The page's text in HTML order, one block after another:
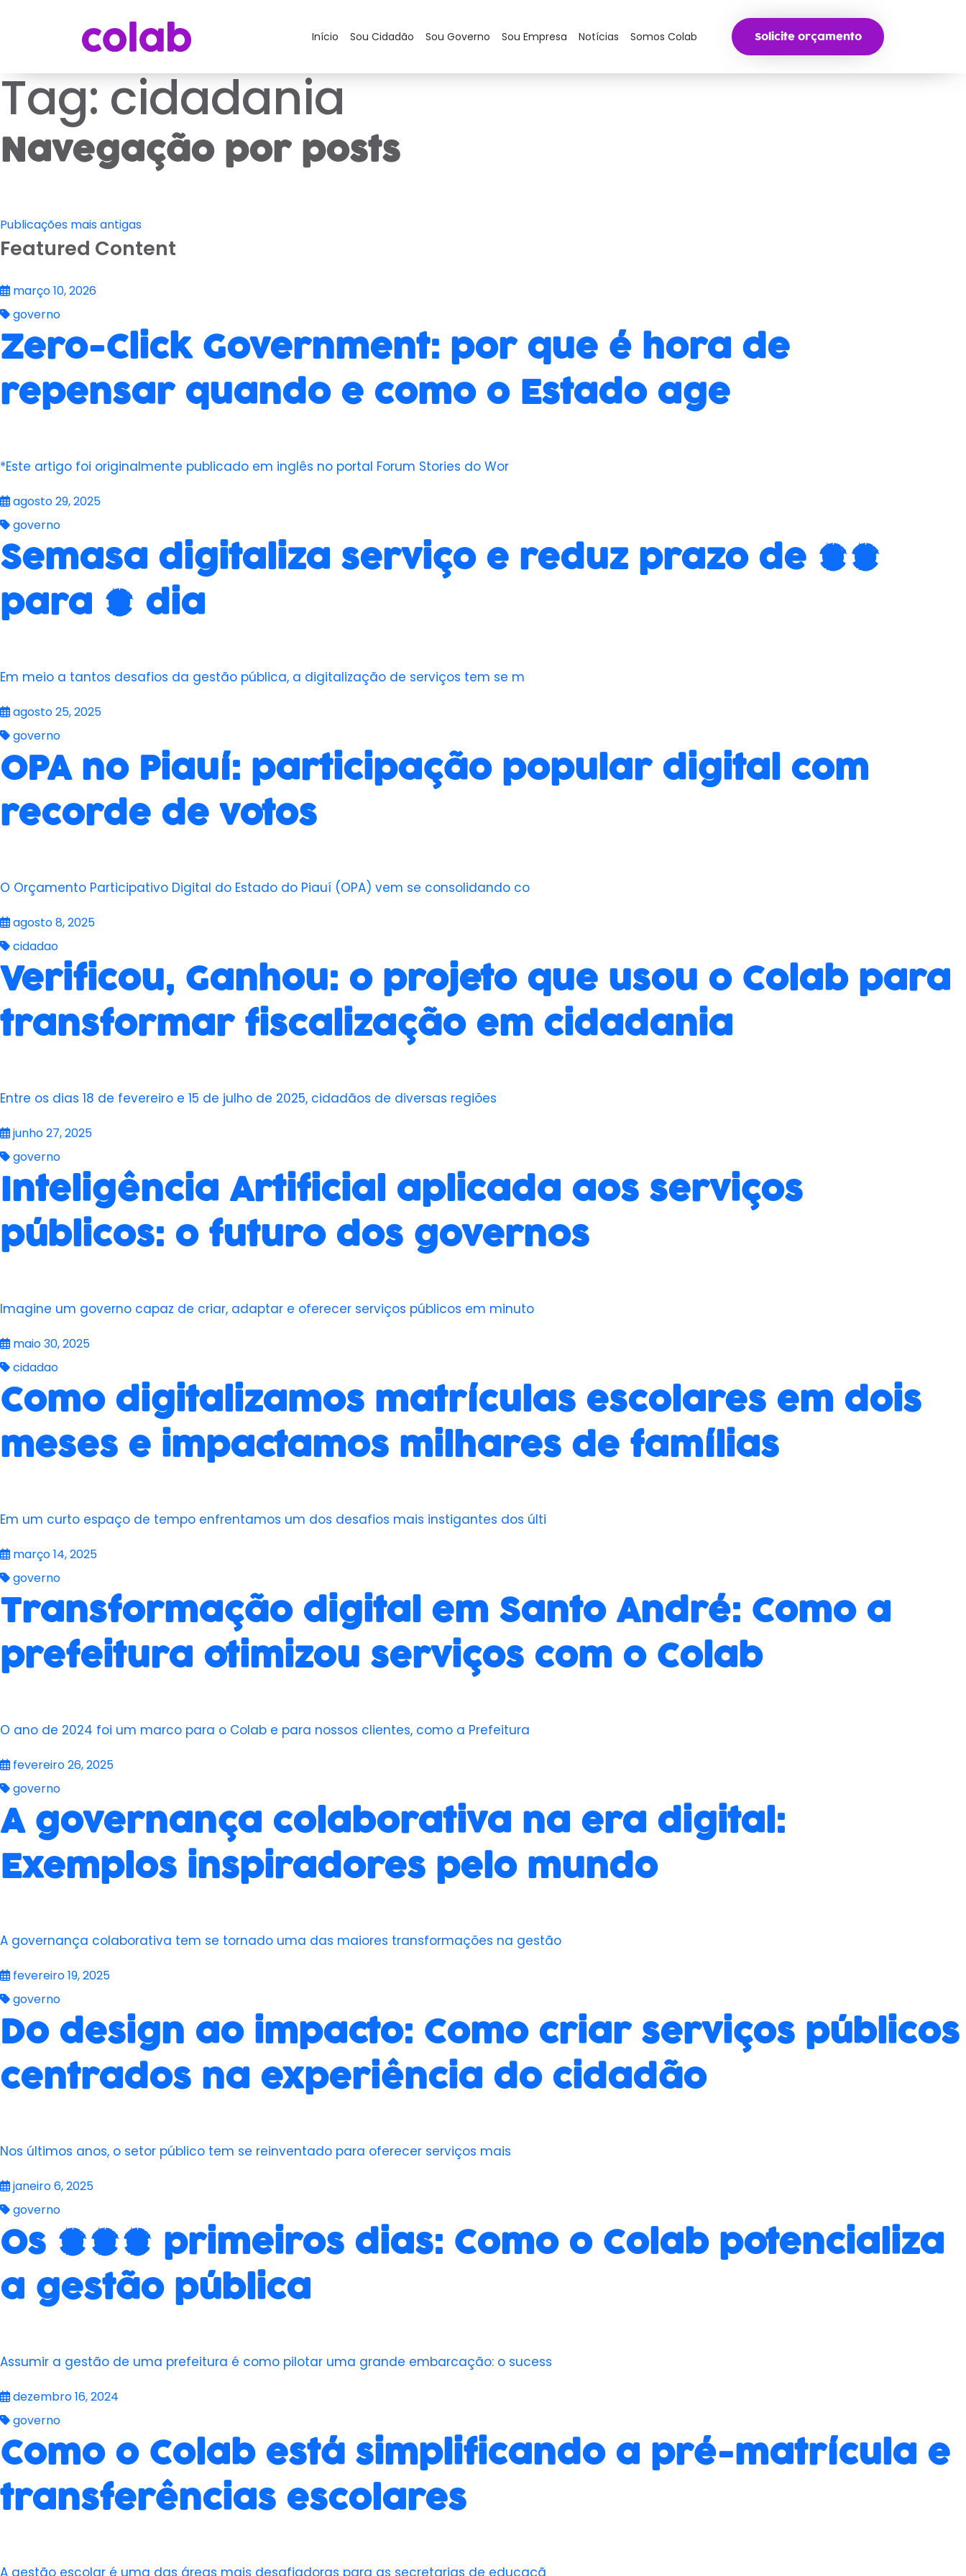
Início Sou Cidadão Sou Governo Sou Empresa Notícias Somos Colab Solicite orçamento
Tag:cidadania
Navegação por posts
Publicações mais antigas
Featured Content
março 10, 2026
governo
Zero-Click Government: por que é hora de
repensar quando e como o Estado age
*Este artigo foi originalmente publicado em inglês no portal Forum Stories do Wor
agosto 29, 2025
governo
Semasa digitaliza serviço e reduz prazo de 20
para 1 dia
Em meio a tantos desafios da gestão pública, a digitalização de serviços tem se m
agosto 25, 2025
governo
OPA no Piauí: participação popular digital com
recorde de votos
O Orçamento Participativo Digital do Estado do Piauí (OPA) vem se consolidando co
agosto 8, 2025
cidadao
Verificou, Ganhou: o projeto que usou o Colab para
transformar fiscalização em cidadania
Entre os dias 18 de fevereiro e 15 de julho de 2025, cidadãos de diversas regiões
junho 27, 2025
governo
Inteligência Artificial aplicada aos serviços
públicos: o futuro dos governos
Imagine um governo capaz de criar, adaptar e oferecer serviços públicos em minuto
maio 30, 2025
cidadao
Como digitalizamos matrículas escolares em dois
meses e impactamos milhares de famílias
Em um curto espaço de tempo enfrentamos um dos desafios mais instigantes dos últi
março 14, 2025
governo
Transformação digital em Santo André: Como a
prefeitura otimizou serviços com o Colab
O ano de 2024 foi um marco para o Colab e para nossos clientes, como a Prefeitura
fevereiro 26, 2025
governo
A governança colaborativa na era digital:
Exemplos inspiradores pelo mundo
A governança colaborativa tem se tornado uma das maiores transformações na gestão
fevereiro 19, 2025
governo
Do design ao impacto: Como criar serviços públicos
centrados na experiência do cidadão
Nos últimos anos, o setor público tem se reinventado para oferecer serviços mais
janeiro 6, 2025
governo
Os 100 primeiros dias: Como o Colab potencializa
a gestão pública
Assumir a gestão de uma prefeitura é como pilotar uma grande embarcação: o sucess
dezembro 16, 2024
governo
Como o Colab está simplificando a pré-matrícula e
transferências escolares
A gestão escolar é uma das áreas mais desafiadoras para as secretarias de educaçã